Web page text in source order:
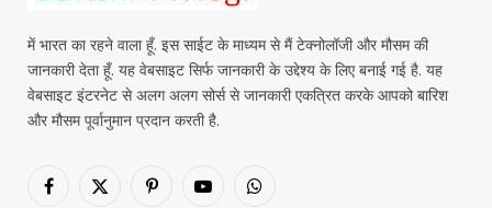
में भारत का रहने वाला हूँ. इस साईट के माध्यम से मैं टेक्नोलॉजी और मौसम की
जानकारी देता हूँ. यह वेबसाइट सिर्फ जानकारी के उद्देश्य के लिए बनाई गई है. यह
वेबसाइट इंटरनेट से अलग अलग सोर्स से जानकारी एकत्रित करके आपको बारिश
और मौसम पूर्वानुमान प्रदान करती है.
Facebook
X
PinterestYouTubeWhatsApp